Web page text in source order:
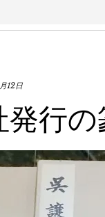
12日
発行